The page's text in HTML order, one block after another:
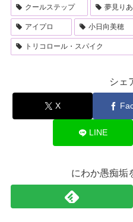
クールステップ 夢見り
アイプロ 小日向美穂
トリコロール・スパイク
シェ
X
LINE
にわか愚痴垢